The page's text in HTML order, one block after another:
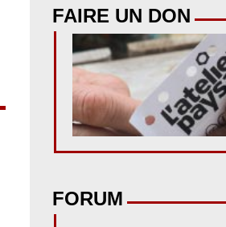
FAIRE UN DON
FORUM